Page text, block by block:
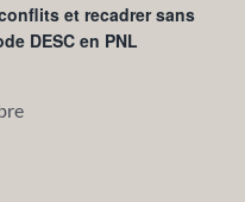
et recadrer sans
DESC en PNL